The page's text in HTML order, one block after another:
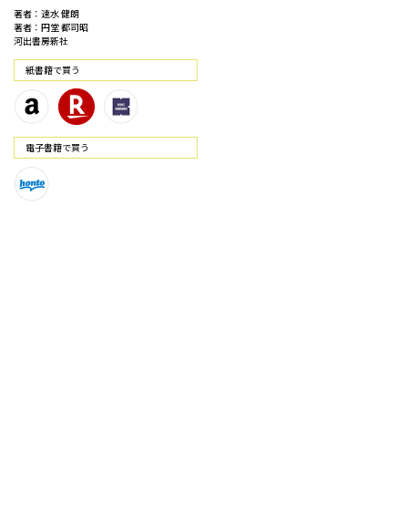
著者：速水 健朗
著者：円堂 都司昭
河出書房新社
紙書籍で買う
電⼦書籍で買う